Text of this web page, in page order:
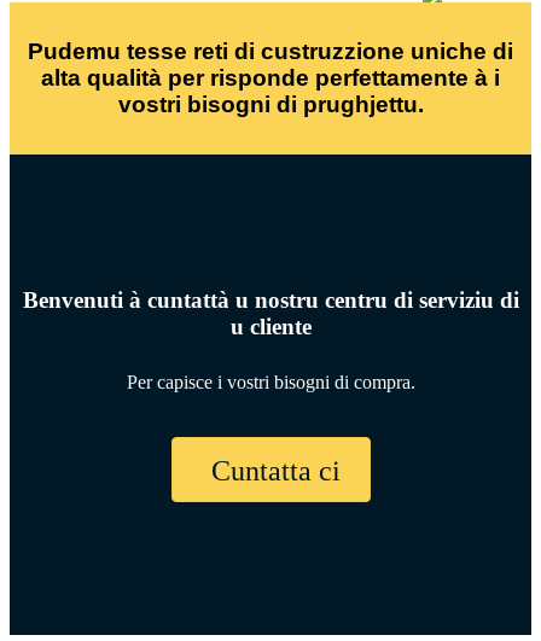
Pudemu tesse reti di custruzzione uniche di
alta qualità per risponde perfettamente à i
vostri bisogni di prughjettu.
Benvenuti à cuntattà u nostru centru di serviziu di
u cliente
Per capisce i vostri bisogni di compra.
Cuntatta ci